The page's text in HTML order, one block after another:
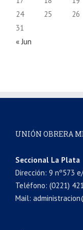
« Jun
24
25 26
31
UNIÓN OBRERA
Seccional La Plata
Dirección: 9 nº573
Teléfono: (0221)
Mail: